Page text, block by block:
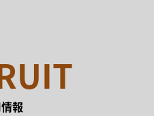
報